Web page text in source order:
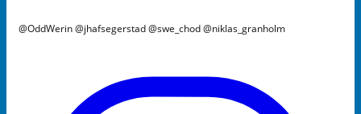
@OddWerin @jhafsegerstad @swe_chod @niklas_granholm